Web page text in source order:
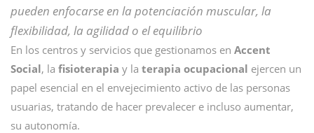
pueden enfocarse en la potenciación muscular, la
flexibilidad, la agilidad o el equilibrio
En los centros y servicios que gestionamos en Accent
Social, la fisioterapia y la terapia ocupacional ejercen un
papel esencial en el envejecimiento activo de las personas
usuarias, tratando de hacer prevalecer e incluso aumentar,
su autonomía.